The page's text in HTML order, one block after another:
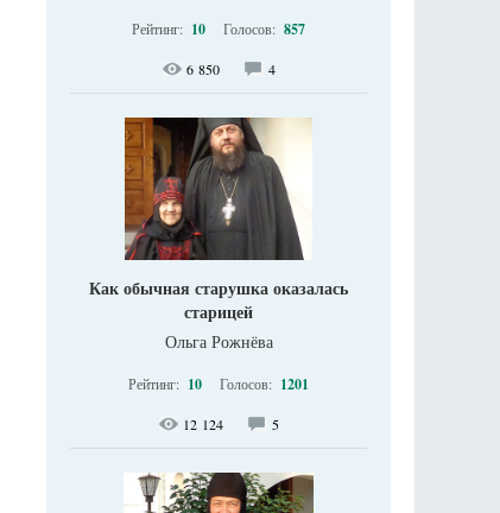
Рейтинг: 10 Голосов: 857
6 850 4
Как обычная старушка оказалась
старицей
Ольга Рожнёва
Рейтинг: 10 Голосов: 1201
12 124 5